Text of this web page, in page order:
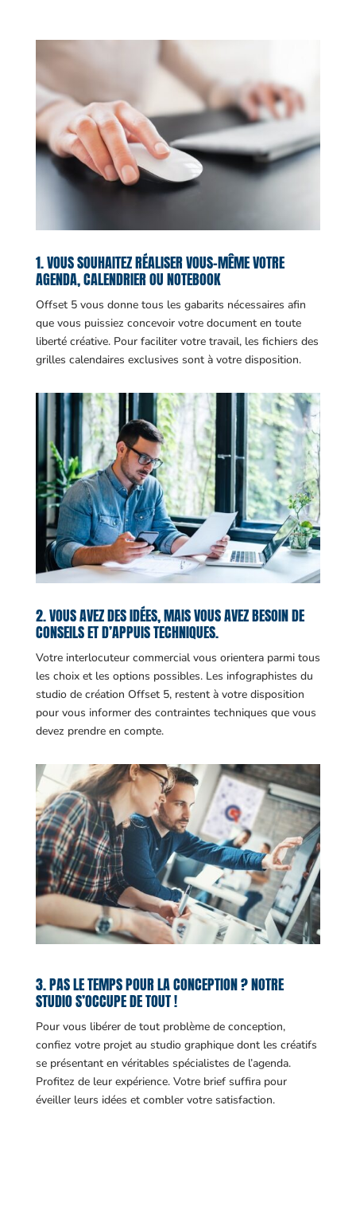
1. VOUS SOUHAITEZ RÉALISER VOUS-MÊME VOTRE
AGENDA, CALENDRIER OU NOTEBOOK
Offset 5 vous donne tous les gabarits nécessaires afin
que vous puissiez concevoir votre document en toute
liberté créative. Pour faciliter votre travail, les fichiers des
grilles calendaires exclusives sont à votre disposition.
2. VOUS AVEZ DES IDÉES, MAIS VOUS AVEZ BESOIN DE
CONSEILS ET D’APPUIS TECHNIQUES.
Votre interlocuteur commercial vous orientera parmi tous
les choix et les options possibles. Les infographistes du
studio de création Offset 5, restent à votre disposition
pour vous informer des contraintes techniques que vous
devez prendre en compte.
3. PAS LE TEMPS POUR LA CONCEPTION ? NOTRE
STUDIO S’OCCUPE DE TOUT !
Pour vous libérer de tout problème de conception,
confiez votre projet au studio graphique dont les créatifs
se présentant en véritables spécialistes de l’agenda.
Profitez de leur expérience. Votre brief suffira pour
éveiller leurs idées et combler votre satisfaction.